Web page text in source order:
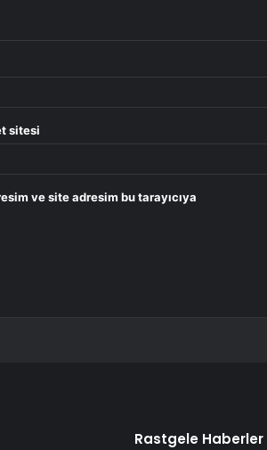
sitesi
ve site adresim bu tarayıcıya
Rastgele Haberler